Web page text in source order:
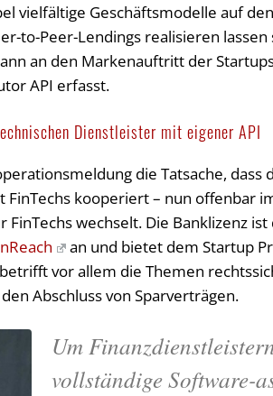
vielfältige Geschäftsmodelle auf
to-Peer-Lendings realisieren
an den Markenauftritt der
API erfasst.
Dienstleister mit eigener API
die Tatsache, dass
FinTechs kooperiert – nun offenbar
wechselt. Die Banklizenz ist
an und bietet dem Startup
vor allem die Themen
Abschluss von Sparverträgen.
Um
vollständige Software-